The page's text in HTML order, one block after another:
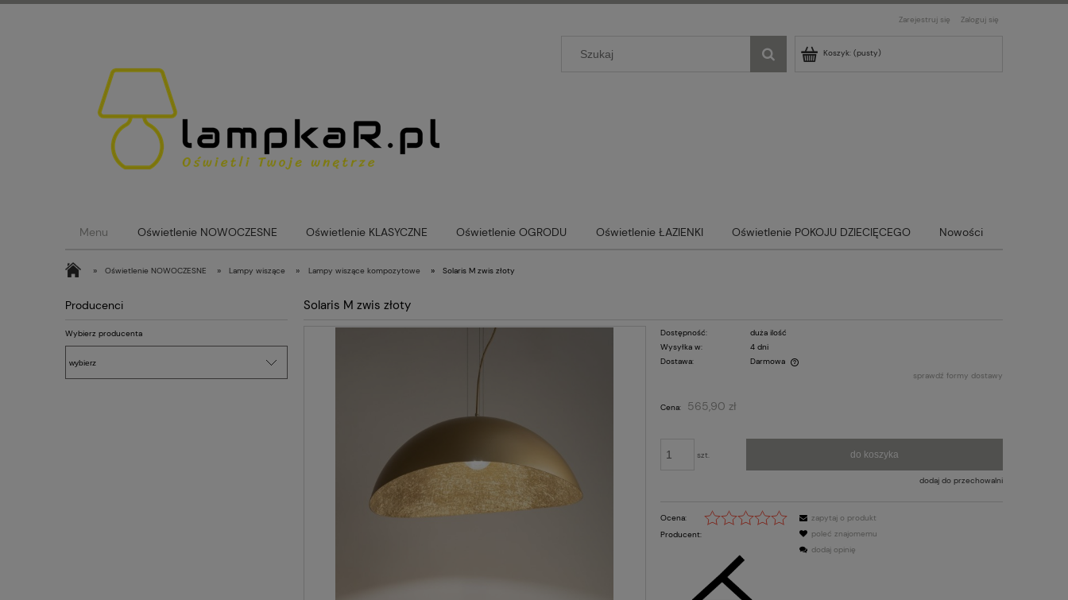
Zarejestruj się Zaloguj się
Koszyk: (pusty)
Menu Oświetlenie NOWOCZESNE Oświetlenie KLASYCZNE Oświetlenie OGRODU Oświetlenie ŁAZIENKI Oświetlenie POKOJU DZIECIĘCEGO Nowości
» Oświetlenie NOWOCZESNE » Lampy wiszące » Lampy wiszące kompozytowe » Solaris M zwis złoty
Producenci
Wybierz producenta
Solaris M zwis złoty
Dostępność:
duża ilość
Wysyłka w:
4 dni
Dostawa:
Darmowa
sprawdź formy dostawy
Cena: 565,90 zł
szt. do koszyka
dodaj do przechowalni
Ocena:
Producent:
zapytaj o produkt
poleć znajomemu
dodaj opinię